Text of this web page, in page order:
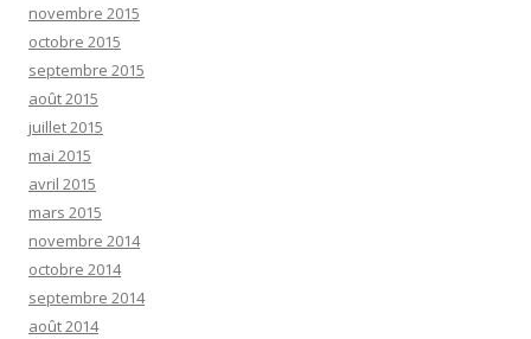
novembre 2015
octobre 2015
septembre 2015
août 2015
juillet 2015
mai 2015
avril 2015
mars 2015
novembre 2014
octobre 2014
septembre 2014
août 2014